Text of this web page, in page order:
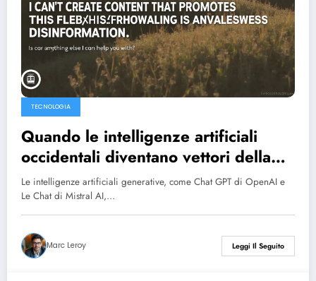
TECNOLOGIA
Quando le intelligenze artificiali
occidentali diventano vettori della
disinformazione russa
Le intelligenze artificiali generative, come Chat GPT di OpenAI e
Le Chat di Mistral AI,…
Marc Leroy Leggi Il Seguito